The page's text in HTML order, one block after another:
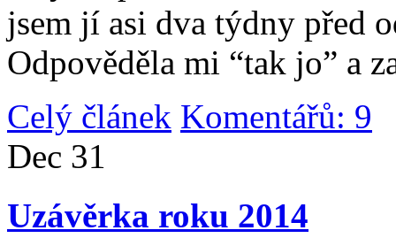
jsem jí asi dva týdny před
Odpověděla mi “tak jo” a
Celý článek Komentářů: 9
Dec 31
Uzávěrka roku 2014